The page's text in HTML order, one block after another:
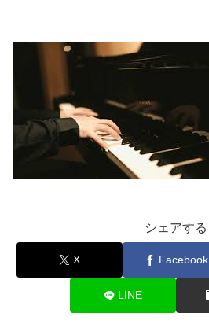
シェアする
X Facebook
LINE